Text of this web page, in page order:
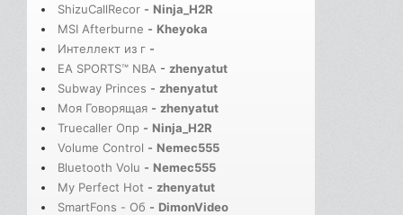
ShizuCallRecor - Ninja_H2R
MSI Afterburne - Kheyoka
Интеллект из г -
EA SPORTS™ NBA - zhenyatut
Subway Princes - zhenyatut
Моя Говорящая - zhenyatut
Truecaller Опр - Ninja_H2R
Volume Control - Nemec555
Bluetooth Volu - Nemec555
My Perfect Hot - zhenyatut
SmartFons - Об - DimonVideo